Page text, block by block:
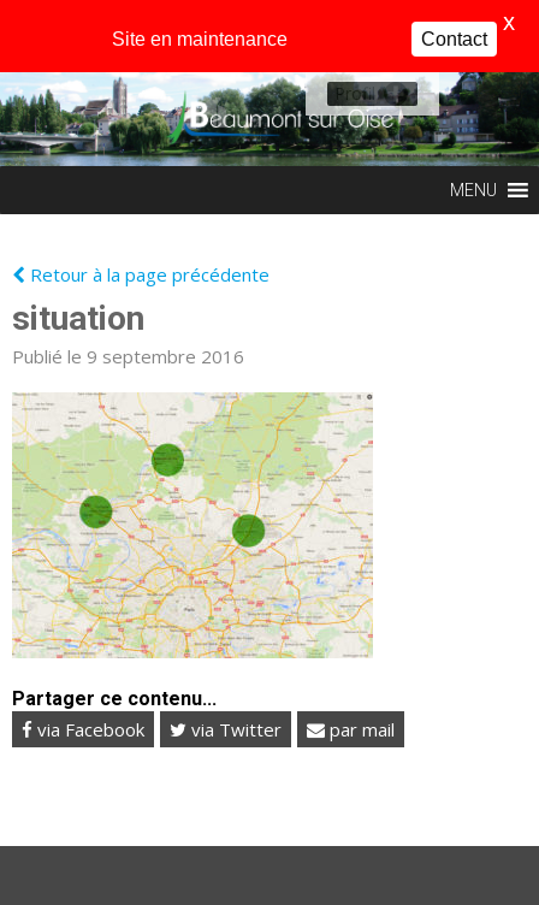
Profil
MENU
Retour à la page précédente
situation
Publié le 9 septembre 2016
Partager ce contenu...
via Facebook via Twitter par mail
Site en maintenance Contact
X